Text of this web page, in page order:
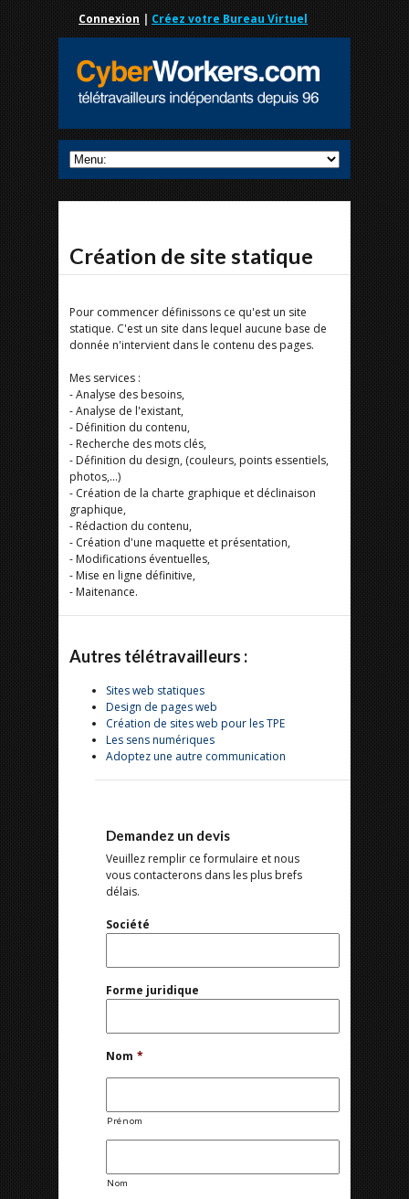
Connexion | Créez votre Bureau Virtuel
Création de site statique
Pour commencer définissons ce qu'est un site
statique. C'est un site dans lequel aucune base de
donnée n'intervient dans le contenu des pages.
Mes services :
- Analyse des besoins,
- Analyse de l'existant,
- Définition du contenu,
- Recherche des mots clés,
- Définition du design, (couleurs, points essentiels,
photos,...)
- Création de la charte graphique et déclinaison
graphique,
- Rédaction du contenu,
- Création d'une maquette et présentation,
- Modifications éventuelles,
- Mise en ligne définitive,
- Maitenance.
Autres télétravailleurs :
Sites web statiques
Design de pages web
Création de sites web pour les TPE
Les sens numériques
Adoptez une autre communication
Demandez un devis
Veuillez remplir ce formulaire et nous
vous contacterons dans les plus brefs
délais.
Société
Forme juridique
Nom *
Prénom
Nom